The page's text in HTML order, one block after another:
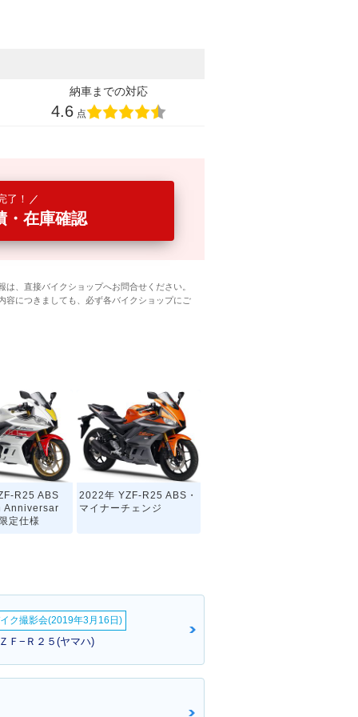
納車までの対応
4.6 点
了！
・在庫確認
、直接バイクショップへお問合せください。
容につきましても、必ず各バイクショップにご
R25 ABS
Anniversar
定仕様
2022年 YZF-R25 ABS・
マイナーチェンジ
ェンジ
ナーチェンジ
ク撮影会(2019年3月16日)
Ｆ−Ｒ２５(ヤマハ)